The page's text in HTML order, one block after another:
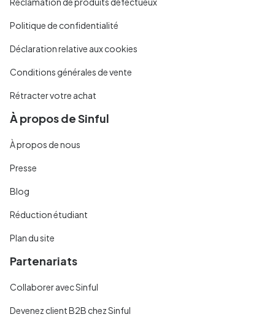
Politique de confidentialité
Déclaration relative aux cookies
Conditions générales de vente
Rétracter votre achat
À propos de Sinful
À propos de nous
Presse
Blog
Réduction étudiant
Plan du site
Partenariats
Collaborer avec Sinful
Devenez client B2B chez Sinful